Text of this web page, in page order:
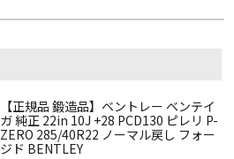
【正規品 鍛造品】ベントレー ベンテイ
ガ 純正 22in 10J +28 PCD130 ピレリ P-
ZERO 285/40R22 ノーマル戻し フォー
ジド BENTLEY